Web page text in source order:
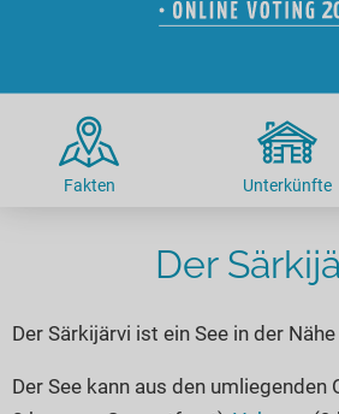
Radtouren am See
Kitesurfen
Kanu- & Kajaktouren
Badeseen in Deutschland
Wellness am See
Romantik Hotels
Urlaub an der Küste
Unterkünfte
Hotels am See
Ferienwohnungen
Kanu- & Kajak-Urlaub
Wanderurlaub
Camping am See
Top-Hotels
Wellness-Hotels
Biohotels
Seen in Deutschland
Seen in Europa
Überwachte Badestellen
Unsere See-Highlights
Deutschlands schönste Seen
Fakten Unterkünfte
Der
Der Särkijärvi ist ein See in der
Der See kann aus den umliegenden